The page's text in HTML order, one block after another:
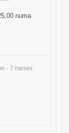
numa
- 7 meses